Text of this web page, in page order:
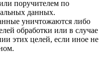
поручителем по
данных.
уничтожаются либо
обработки или в случае
этих целей, если иное не